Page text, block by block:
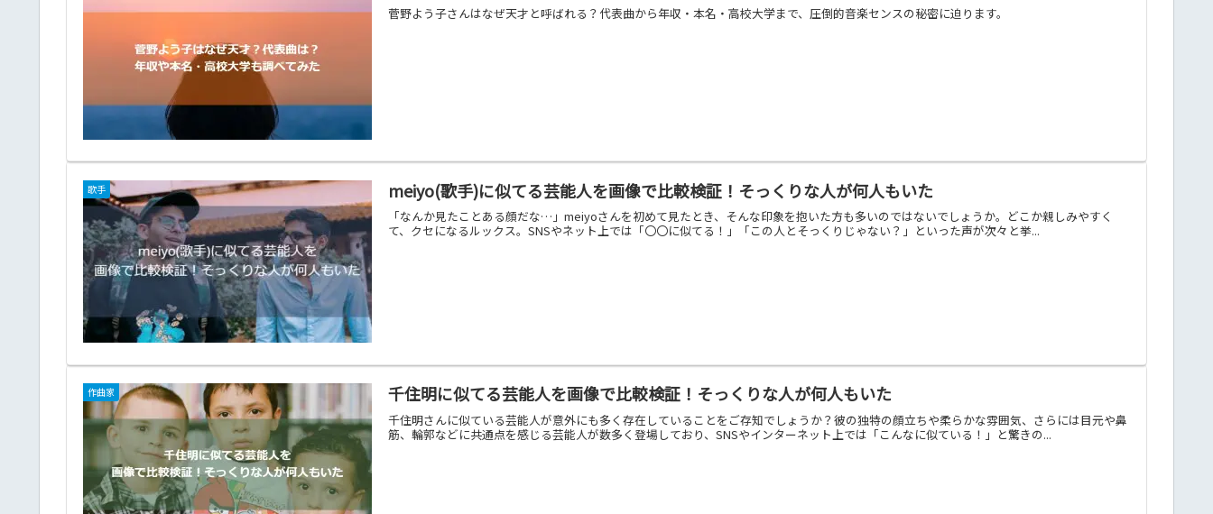
菅野よう子さんはなぜ天才と呼ばれる？代表曲から年収・本名・高校大学まで、圧倒的音楽センスの秘密に迫ります。
歌手 meiyo(歌手)に似てる芸能人を画像で比較検証！そっくりな人が何人もいた
「なんか見たことある顔だな…」meiyoさんを初めて見たとき、そんな印象を抱いた方も多いのではないでしょうか。どこか親しみやすく
て、クセになるルックス。SNSやネット上では「〇〇に似てる！」「この人とそっくりじゃない？」といった声が次々と挙...
作曲家 千住明に似てる芸能人を画像で比較検証！そっくりな人が何人もいた
千住明さんに似ている芸能人が意外にも多く存在していることをご存知でしょうか？彼の独特の顔立ちや柔らかな雰囲気、さらには目元や鼻
筋、輪郭などに共通点を感じる芸能人が数多く登場しており、SNSやインターネット上では「こんなに似ている！」と驚きの...